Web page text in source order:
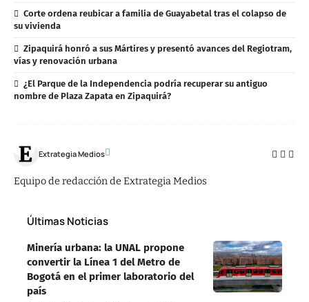
Corte ordena reubicar a familia de Guayabetal tras el colapso de
su vivienda
Zipaquirá honró a sus Mártires y presentó avances del Regiotram,
vías y renovación urbana
¿El Parque de la Independencia podría recuperar su antiguo
nombre de Plaza Zapata en Zipaquirá?
Extrategia Medios
Equipo de redacción de Extrategia Medios
Últimas Noticias
Minería urbana: la UNAL propone
convertir la Línea 1 del Metro de
Bogotá en el primer laboratorio del
país